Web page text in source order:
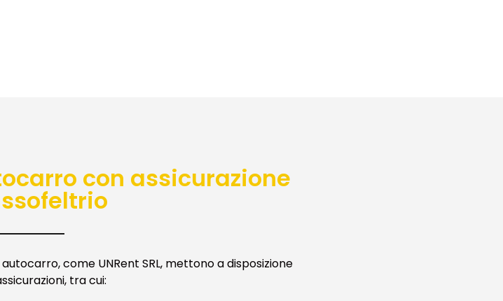
con assicurazione
come UNRent SRL, mettono a disposizione
tra cui: